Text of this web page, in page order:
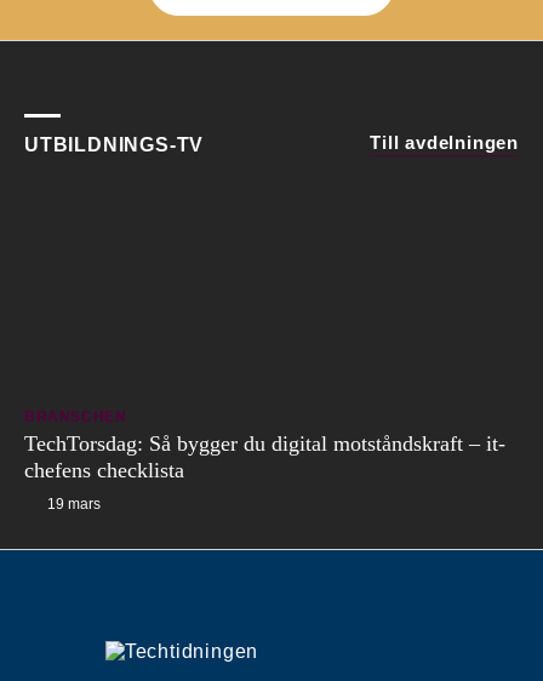
UTBILDNINGS-TV Till avdelningen
BRANSCHEN
TechTorsdag: Så bygger du digital motståndskraft – it-
chefens checklista
19 mars